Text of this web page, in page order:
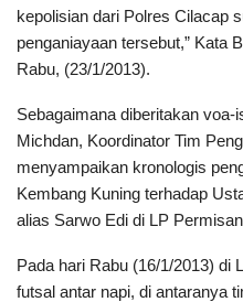
kepolisian dari Polres Cilacap
penganiayaan tersebut,” Kata
Rabu, (23/1/2013).
Sebagaimana diberitakan
Michdan, Koordinator Tim
menyampaikan kronologis
Kembang Kuning terhadap
alias Sarwo Edi di LP
Pada hari Rabu (16/1/2013) di
futsal antar napi, di antaranya